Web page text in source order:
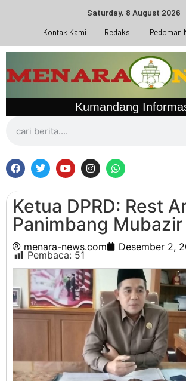
Saturday, 8 August 2026
Kontak Kami Redaksi Pedoman
Kumandang
Ketua DPRD: Rest
Panimbang Mubazir
menara-news.com Desember 2,
Pembaca: 51